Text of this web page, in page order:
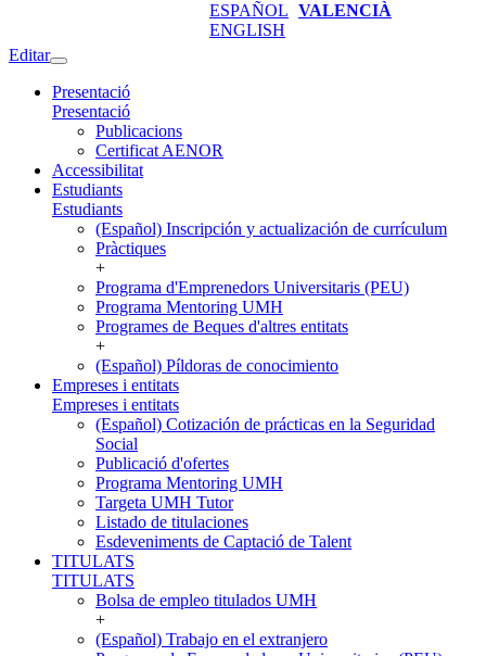
ESPAÑOL VALENCIÀ
ENGLISH
Editar
Presentació
Presentació
Publicacions
Certificat AENOR
Accessibilitat
Estudiants
Estudiants
(Español) Inscripción y actualización de currículum
Pràctiques
+
Programa d'Emprenedors Universitaris (PEU)
Programa Mentoring UMH
Programes de Beques d'altres entitats
+
(Español) Píldoras de conocimiento
Empreses i entitats
Empreses i entitats
(Español) Cotización de prácticas en la Seguridad
Social
Publicació d'ofertes
Programa Mentoring UMH
Targeta UMH Tutor
Listado de titulaciones
Esdeveniments de Captació de Talent
TITULATS
TITULATS
Bolsa de empleo titulados UMH
+
(Español) Trabajo en el extranjero